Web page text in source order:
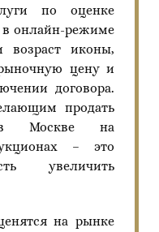
по оценке
в онлайн-режиме
возраст иконы,
цену и
договора.
продать
Москве на
– это
увеличить
на рынке